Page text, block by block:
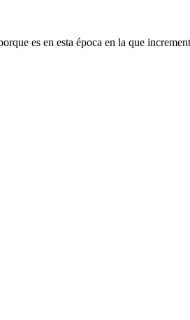
es en esta época en la que